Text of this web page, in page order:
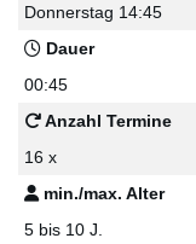
Donnerstag 14:45
Dauer
00:45
Anzahl Termine
16 x
min./max. Alter
5 bis 10 J.